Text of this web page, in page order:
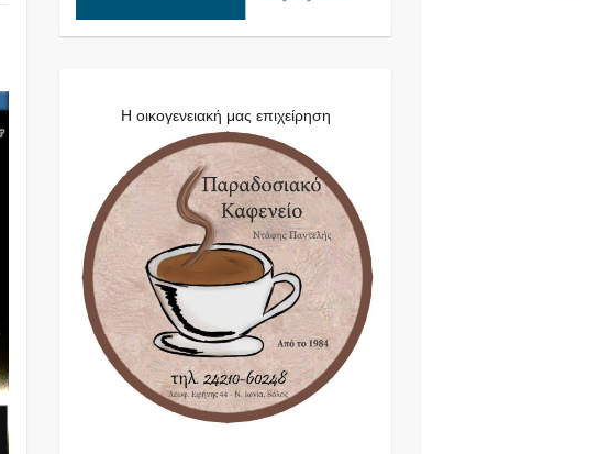
Η οικογενειακή μας επιχείρηση